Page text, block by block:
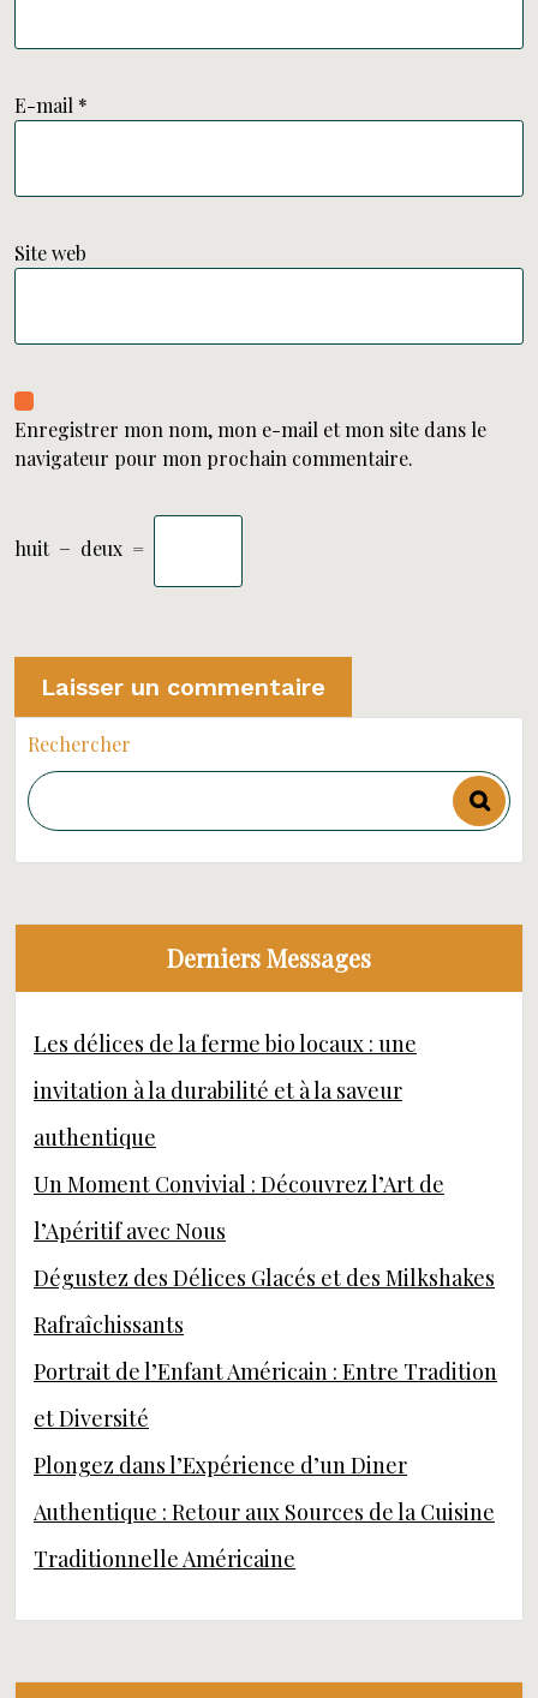
E-mail *
Site web
Enregistrer mon nom, mon e-mail et mon site dans le
navigateur pour mon prochain commentaire.
huit − deux =
Rechercher
Derniers Messages
Les délices de la ferme bio locaux : une
invitation à la durabilité et à la saveur
authentique
Un Moment Convivial : Découvrez l’Art de
l’Apéritif avec Nous
Dégustez des Délices Glacés et des Milkshakes
Rafraîchissants
Portrait de l’Enfant Américain : Entre Tradition
et Diversité
Plongez dans l’Expérience d’un Diner
Authentique : Retour aux Sources de la Cuisine
Traditionnelle Américaine